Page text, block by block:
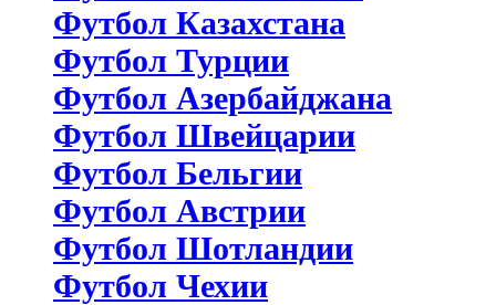
Футбол Казахстана
Футбол Турции
Футбол Азербайджана
Футбол Швейцарии
Футбол Бельгии
Футбол Австрии
Футбол Шотландии
Футбол Чехии